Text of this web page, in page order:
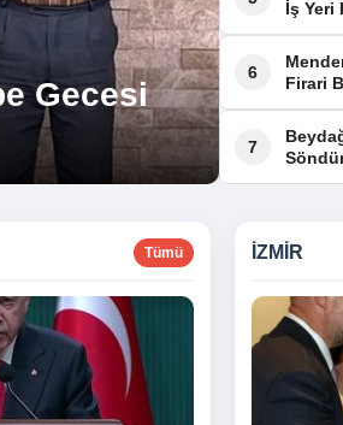
Gecesi
İş Yeri
6
Firari
7
Tümü İZMIR